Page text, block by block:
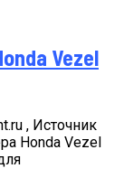
Vezel
, Источник
Honda Vezel